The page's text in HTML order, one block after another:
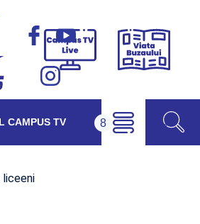
Campus
Viața
CAMPUS TV